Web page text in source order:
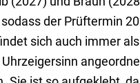
der Prüftermin
sich auch immer